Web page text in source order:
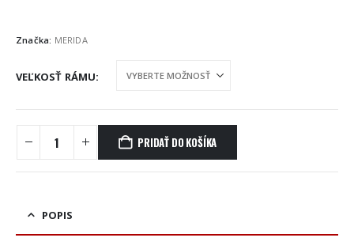
Značka: MERIDA
VEĽKOSŤ RÁMU
PRIDAŤ DO KOŠÍKA
POPIS